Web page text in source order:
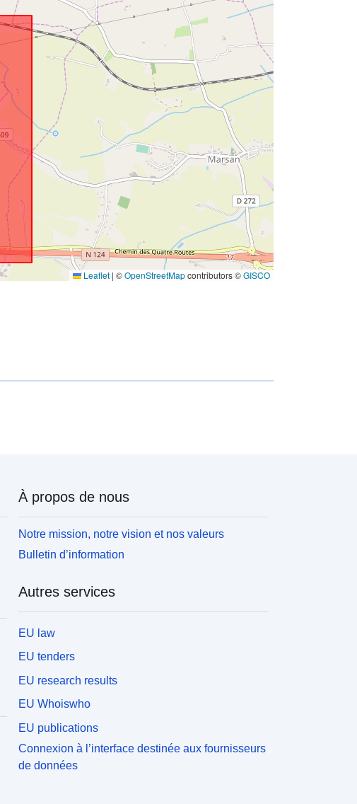
Leaflet | ©OpenStreetMapcontributors ©GISCO
ide.developpement-
durable.gouv.fr/service/fr-
120066022-wxs-cb438f25-c09e-
46b2-a56f-d582e54fbcd6
http://data.europa.eu/88u/dataset/fr-
120066022-srv-5fa36517-05f8-
4056-be8b-248c71f97c58
Ressource:
http://inspire.ec.europa.eu/metadata-
codelist/ResourceType/services
À propos de nous
Notre mission, notre vision et nos valeurs
Bulletin d’information
Autres services
EU law
EU tenders
EU research results
EU Whoiswho
EU publications
Connexion à l’interface destinée aux fournisseurs
de données